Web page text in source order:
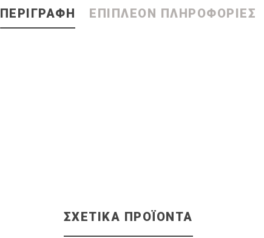
ΠΕΡΙΓΡΑΦΉ ΕΠΙΠΛΈΟΝ ΠΛΗΡΟΦΟΡΊΕΣ
ΣΧΕΤΙΚΆ ΠΡΟΪΌΝΤΑ